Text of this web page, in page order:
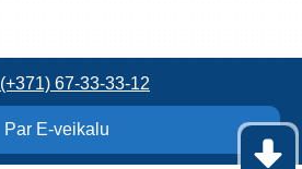
(+371) 67-33-33-12